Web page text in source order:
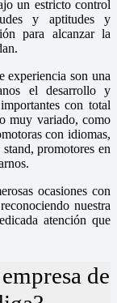
un estricto control
y aptitudes y
para alcanzar la
experiencia son una
el desarrollo y
con total
muy variado, como
con idiomas,
stand, promotores en
ocasiones con
nuestra
atención que
de